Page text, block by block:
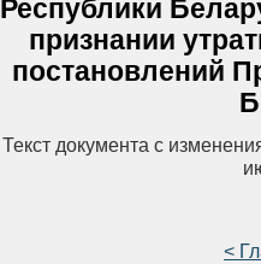
Республики
признании
постановлений
Текст документа с
<